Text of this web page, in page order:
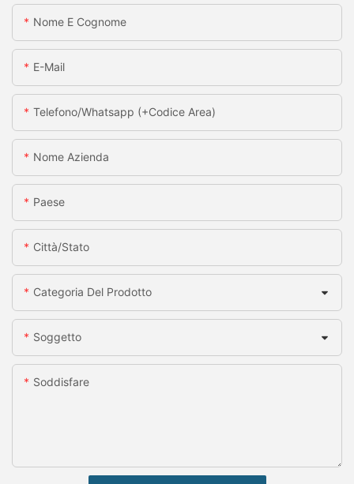
Nome E Cognome
E-Mail
Telefono/whatsapp (+codice Area)
Nome Azienda
Paese
Città/stato
Categoria Del Prodotto
Soggetto
Soddisfare